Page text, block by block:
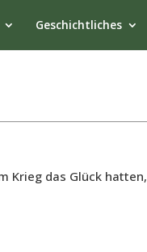
Geschichtliches
Krieg das Glück